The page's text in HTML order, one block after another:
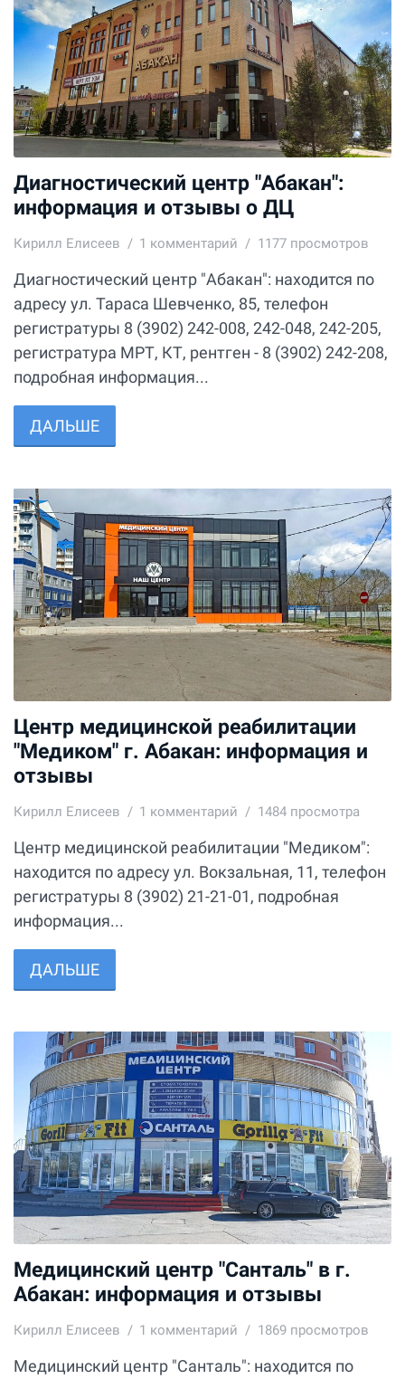
Диагностический центр "Абакан":
информация и отзывы о ДЦ
Кирилл Елисеев 1 комментарий 1177 просмотров
Диагностический центр "Абакан": находится по
адресу ул. Тараса Шевченко, 85, телефон
регистратуры 8 (3902) 242-008, 242-048, 242-205,
регистратура МРТ, КТ, рентген - 8 (3902) 242-208,
подробная информация...
ДАЛЬШЕ
Центр медицинской реабилитации
"Медиком" г. Абакан: информация и
отзывы
Кирилл Елисеев 1 комментарий 1484 просмотра
Центр медицинской реабилитации "Медиком":
находится по адресу ул. Вокзальная, 11, телефон
регистратуры 8 (3902) 21-21-01, подробная
информация...
ДАЛЬШЕ
Медицинский центр "Санталь" в г.
Абакан: информация и отзывы
Кирилл Елисеев 1 комментарий 1869 просмотров
Медицинский центр "Санталь": находится по